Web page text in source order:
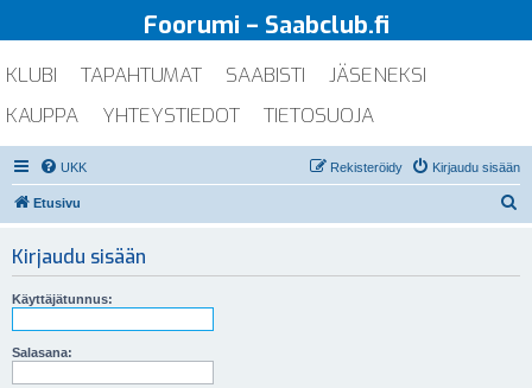
Foorumi – Saabclub.fi
KLUBI TAPAHTUMAT SAABISTI
JÄSENEKSI
KAUPPA
YHTEYSTIEDOT TIETOSUOJA
UKK Kirjaudu sisään
Rekisteröidy
Etusivu
Kirjaudu sisään
Käyttäjätunnus:
Salasana: